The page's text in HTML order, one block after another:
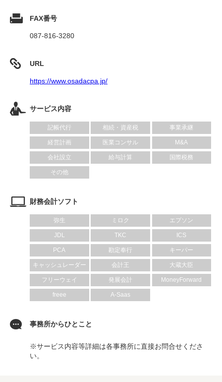
FAX番号
087-816-3280
URL
https://www.osadacpa.jp/
サービス内容
記帳代行 相続・資産税 事業承継
経営計画 医業コンサル M&A
会社設立 給与計算 国際税務
その他
財務会計ソフト
弥生 ミロク エプソン
JDL TKC ICS
PCA 勘定奉行 キーパー
キャッシュレーダー 会計王 大蔵大臣
フリーウェイ 発展会計 MoneyForward
freee A-Saas
事務所からひとこと
※サービス内容等詳細は各事務所に直接お問合せくださ
い。